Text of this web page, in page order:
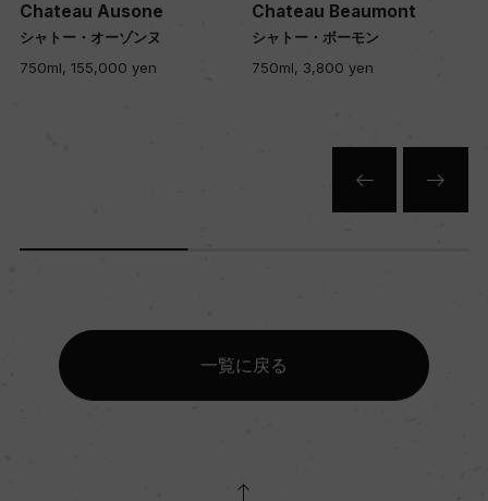
12
コルク
Chateau Ausone
シャトー・オーゾンヌ
750ml, 155,000 yen
Chateau Beaumont
シャトー・ボーモン
750ml, 3,800 yen
一覧に戻る